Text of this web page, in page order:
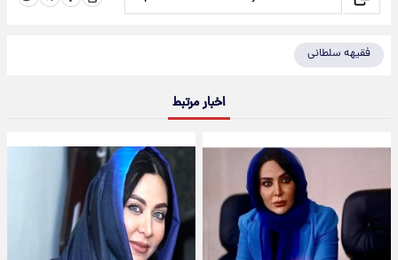
فقیهه سلطانی
اخبار مرتبط